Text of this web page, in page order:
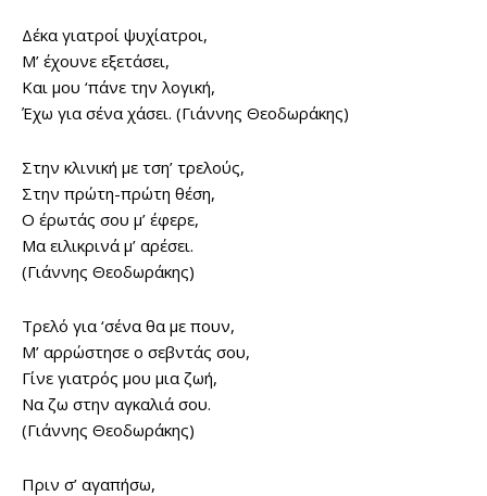
Δέκα γιατροί ψυχίατροι,
Μ’ έχουνε εξετάσει,
Και μου ‘πάνε την λογική,
Έχω για σένα χάσει. (Γιάννης Θεοδωράκης)
Στην κλινική με τση’ τρελούς,
Στην πρώτη-πρώτη θέση,
Ο έρωτάς σου μ’ έφερε,
Μα ειλικρινά μ’ αρέσει.
(Γιάννης Θεοδωράκης)
Τρελό για ‘σένα θα με πουν,
Μ’ αρρώστησε ο σεβντάς σου,
Γίνε γιατρός μου μια ζωή,
Να ζω στην αγκαλιά σου.
(Γιάννης Θεοδωράκης)
Πριν σ’ αγαπήσω,